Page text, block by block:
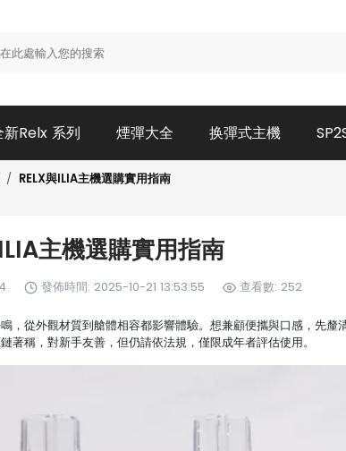
新Relx 系列 煙彈大全 换彈式主機
RELX與ILIA主機選購實用指南
主機選購實用指南
發佈時間: 2025-10-21 13:53:55 查看數: 252
，從外觀材質到艙體相容都影響體驗。想兼顧便攜與口感，先釐
著稱，對新手友善，但仍請依法規，僅限成年者評估使用。